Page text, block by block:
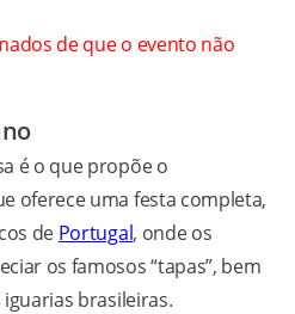
de que o evento não
é o que propõe o
oferece uma festa completa,
de Portugal, onde os
os famosos “tapas”, bem
brasileiras.